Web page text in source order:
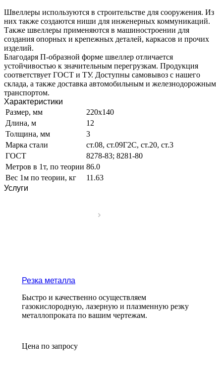
Швеллеры используются в строительстве для сооружения. Из
них также создаются ниши для инженерных коммуникаций.
Также швеллеры применяются в машиностроении для
создания опорных и крепежных деталей, каркасов и прочих
изделий.
Благодаря П-образной форме швеллер отличается
устойчивостью к значительным перегрузкам. Продукция
соответствует ГОСТ и ТУ. Доступны самовывоз с нашего
склада, а также доставка автомобильным и железнодорожным
транспортом.
Характеристики
Размер, мм
220х140
Длина, м
12
Толщина, мм
3
Марка стали
ст.08, ст.09Г2С, ст.20, ст.3
ГОСТ
8278-83; 8281-80
Метров в 1т, по теории 86.0
Вес 1м по теории, кг
11.63
Услуги
Резка металла
Быстро и качественно осуществляем
газокислородную, лазерную и плазменную резку
металлопроката по вашим чертежам.
Цена по запросу